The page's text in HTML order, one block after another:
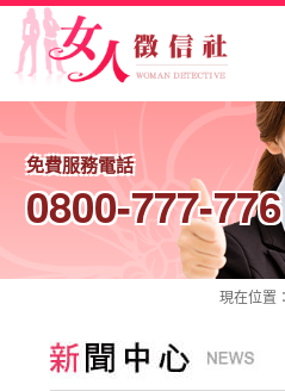
免費服務電話
0800-777-776
現在位置：